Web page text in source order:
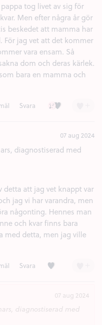
tog livet av sig för
Men efter några år gör
beskedet att mamma har
För jag vet att det kommer
vara ensam. Så
dom och deras kärlek.
bara en mamma och
Svara Ledsen (2)
Kärlek (1)
07 aug 2024
diagnostiserad med
detta att jag vet knappt var
jag vi har varandra, men
någonting. Hennes man
och kvar finns bara
med detta, men jag ville
Svara Kärlek (1)
07 aug 2024
diagnostiserad med